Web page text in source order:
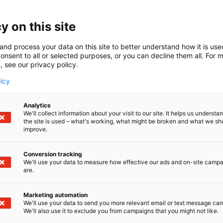
vastuulla on valtaosa Suomen väylistä ja
otetaan huomioon niin kauppamerenkulun kuin
viranomaiset löydät viranomaisten yhteisosastolta 6f80,
ja Traficomin veneilyn asiantuntijat.
pääset kysymään sinua kiinnostavista ja askarruttavista
tutustumaan Poliisin uuteen valvontaveneeseen,
on this site
process your data on this site to better understand how it is
to all or selected purposes, or you can decline them all. For
see our privacy policy.
Analytics
We'll collect information about your visit to our site. It helps us
the site is used – what's working, what might be broken and what we
improve.
Conversion tracking
We'll use your data to measure how effective our ads and on-site
are.
Marketing automation
We'll use your data to send you more relevant email or text message
We'll also use it to exclude you from campaigns that you might not like.